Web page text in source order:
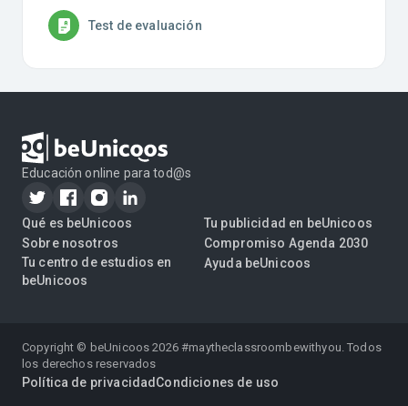
Test de evaluación
Educación online para tod@s
Qué es beUnicoos
Sobre nosotros
Tu centro de estudios en
beUnicoos
Tu publicidad en beUnicoos
Compromiso Agenda 2030
Ayuda beUnicoos
Copyright © beUnicoos2026#maytheclassroombewithyou. Todos
los derechos reservados
Política de privacidad Condiciones de uso